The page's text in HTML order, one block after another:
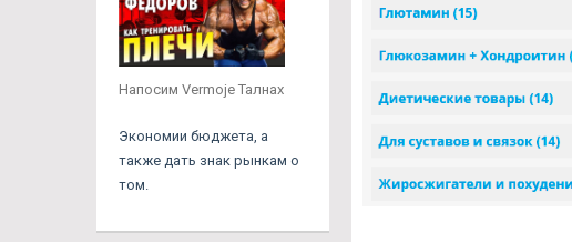
Напосим Vermoje Талнах
Экономии бюджета, а
также дать знак рынкам о
том.